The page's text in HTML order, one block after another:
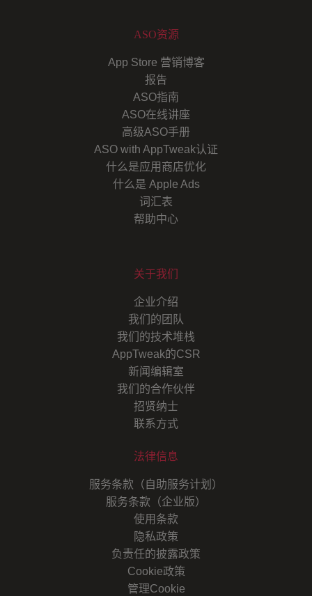
ASO资源
App Store 营销博客
报告
ASO指南
ASO在线讲座
高级ASO手册
ASO with AppTweak认证
什么是应用商店优化
什么是 Apple Ads
词汇表
帮助中心
关于我们
企业介绍
我们的团队
我们的技术堆栈
AppTweak的CSR
新闻编辑室
我们的合作伙伴
招贤纳士
联系方式
法律信息
服务条款（自助服务计划）
服务条款（企业版）
使用条款
隐私政策
负责任的披露政策
Cookie政策
管理Cookie